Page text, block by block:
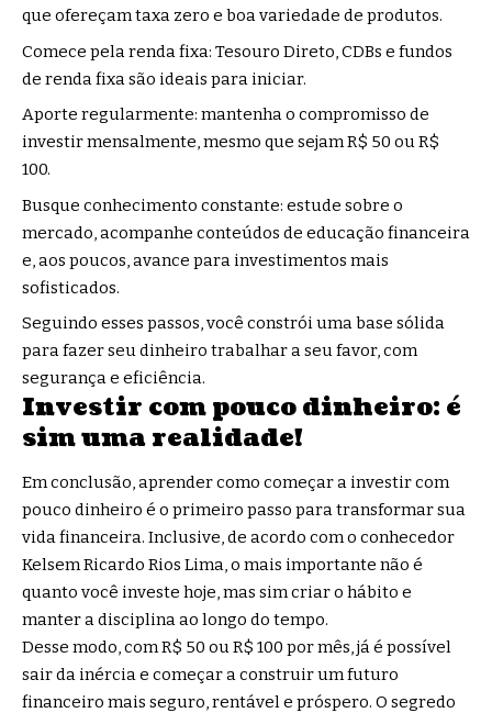
que ofereçam taxa zero e boa variedade de produtos.
Comece pela renda fixa: Tesouro Direto, CDBs e fundos
de renda fixa são ideais para iniciar.
Aporte regularmente: mantenha o compromisso de
investir mensalmente, mesmo que sejam R$ 50 ou R$
100.
Busque conhecimento constante: estude sobre o
mercado, acompanhe conteúdos de educação financeira
e, aos poucos, avance para investimentos mais
sofisticados.
Seguindo esses passos, você constrói uma base sólida
para fazer seu dinheiro trabalhar a seu favor, com
segurança e eficiência.
Investir com pouco dinheiro: é
sim uma realidade!
Em conclusão, aprender como começar a investir com
pouco dinheiro é o primeiro passo para transformar sua
vida financeira. Inclusive, de acordo com o conhecedor
Kelsem Ricardo Rios Lima, o mais importante não é
quanto você investe hoje, mas sim criar o hábito e
manter a disciplina ao longo do tempo.
Desse modo, com R$ 50 ou R$ 100 por mês, já é possível
sair da inércia e começar a construir um futuro
financeiro mais seguro, rentável e próspero. O segredo